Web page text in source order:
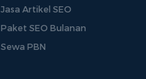
Jasa Artikel SEO
Paket SEO Bulanan
Sewa PBN